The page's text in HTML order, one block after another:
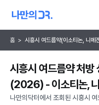
홈 > 시흥시 여드름약(이소티논, 니메
시흥시 여드름약 처방
(2026) - 이소티논,
나만의닥터에서 조회된 시흥시